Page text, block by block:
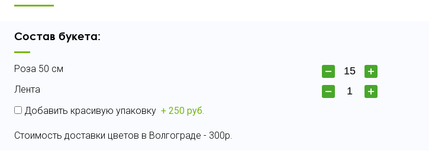
Состав букета:
Роза 50 см
Лента
Добавить красивую упаковку + 250 руб.
Стоимость доставки цветов в Волгограде - 300р.